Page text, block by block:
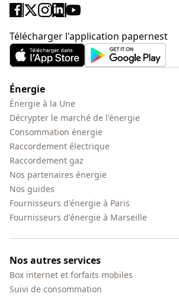
Télécharger l'application papernest
Énergie
Énergie à la Une
Décrypter le marché de l'énergie
Consommation énergie
Raccordement électrique
Raccordement gaz
Nos partenaires énergie
Nos guides
Fournisseurs d'énergie à Paris
Fournisseurs d'énergie à Marseille
Nos autres services
Box internet et forfaits mobiles
Suivi de consommation